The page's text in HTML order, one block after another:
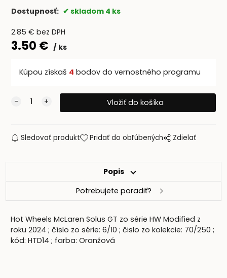
Dostupnosť: skladom 4 ks
2.85 € bez DPH
3.50 € ks
Kúpou získaš 4 bodov do vernostného programu
Sledovať produkt Pridať do obľúbených Zdielať
Popis
Potrebujete poradiť?
Hot Wheels McLaren Solus GT zo série HW Modified z
roku 2024 ; číslo zo série: 6/10 ; čislo zo kolekcie: 70/250 ;
kód: HTD14 ; farba: Oranžová